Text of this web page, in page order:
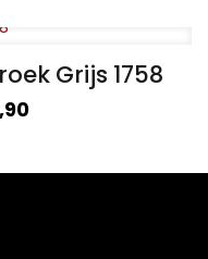
Grijs 1758